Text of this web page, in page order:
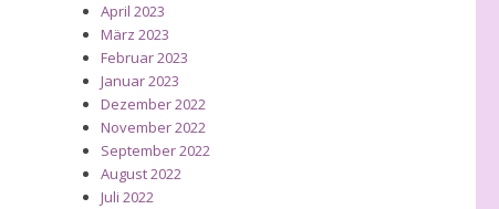
April 2023
März 2023
Februar 2023
Januar 2023
Dezember 2022
November 2022
September 2022
August 2022
Juli 2022